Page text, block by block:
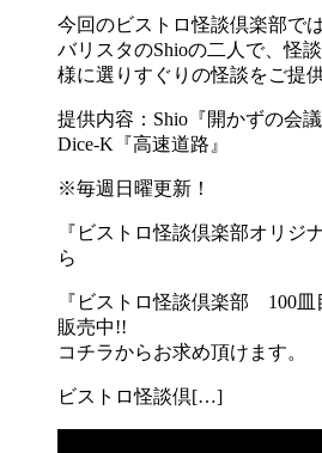
今回のビストロ怪談倶楽部で
バリスタのShioの二人で、怪
様に選りすぐりの怪談をご提
提供内容：Shio『開かずの会議
Dice-K『高速道路』
※毎週日曜更新！
『ビストロ怪談倶楽部オリジ
ら
『ビストロ怪談倶楽部 100皿
販売中!!
コチラからお求め頂けます。
ビストロ怪談倶[…]